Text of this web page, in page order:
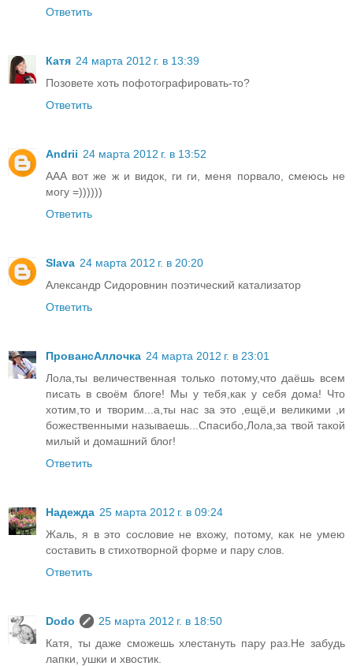
Ответить
Катя 24 марта 2012 г. в 13:39
Позовете хоть пофотографировать-то?
Ответить
Andrii 24 марта 2012 г. в 13:52
ААА вот же ж и видок, ги ги, меня порвало, смеюсь не
могу =))))))
Ответить
Slava 24 марта 2012 г. в 20:20
Александр Сидоровнин поэтический катализатор
Ответить
ПровансАллочка 24 марта 2012 г. в 23:01
Лола,ты величественная только потому,что даёшь всем
писать в своём блоге! Мы у тебя,как у себя дома! Что
хотим,то и творим...а,ты нас за это ,ещё,и великими ,и
божественными называешь...Спасибо,Лола,за твой такой
милый и домашний блог!
Ответить
Надежда 25 марта 2012 г. в 09:24
Жаль, я в это сословие не вхожу, потому, как не умею
составить в стихотворной форме и пару слов.
Ответить
Dodo
25 марта 2012 г. в 18:50
Катя, ты даже сможешь хлестануть пару раз.Не забудь
лапки, ушки и хвостик.